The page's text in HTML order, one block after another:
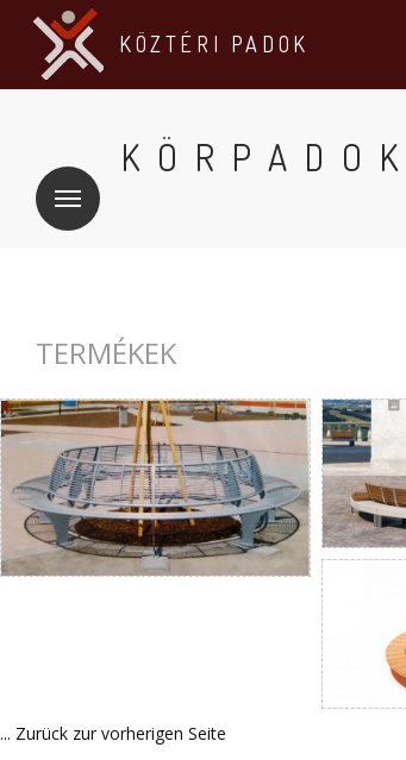
KÖZTÉRI PADOK
KÖRPADOK
TERMÉKEK
... Zurück zur vorherigen Seite